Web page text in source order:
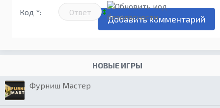
Код *:
НОВЫЕ ИГРЫ
Фурниш Мастер